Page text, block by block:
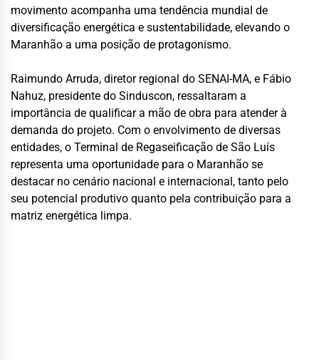
movimento acompanha uma tendência mundial de
diversificação energética e sustentabilidade, elevando o
Maranhão a uma posição de protagonismo.
Raimundo Arruda, diretor regional do SENAI-MA, e Fábio
Nahuz, presidente do Sinduscon, ressaltaram a
importância de qualificar a mão de obra para atender à
demanda do projeto. Com o envolvimento de diversas
entidades, o Terminal de Regaseificação de São Luís
representa uma oportunidade para o Maranhão se
destacar no cenário nacional e internacional, tanto pelo
seu potencial produtivo quanto pela contribuição para a
matriz energética limpa.